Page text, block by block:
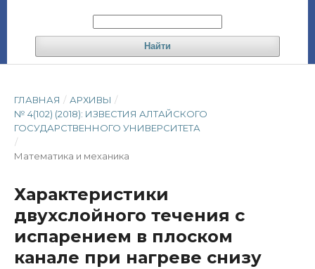
Найти
ГЛАВНАЯ / АРХИВЫ /
№ 4(102) (2018): ИЗВЕСТИЯ АЛТАЙСКОГО
ГОСУДАРСТВЕННОГО УНИВЕРСИТЕТА
/
Математика и механика
Характеристики
двухслойного течения с
испарением в плоском
канале при нагреве снизу